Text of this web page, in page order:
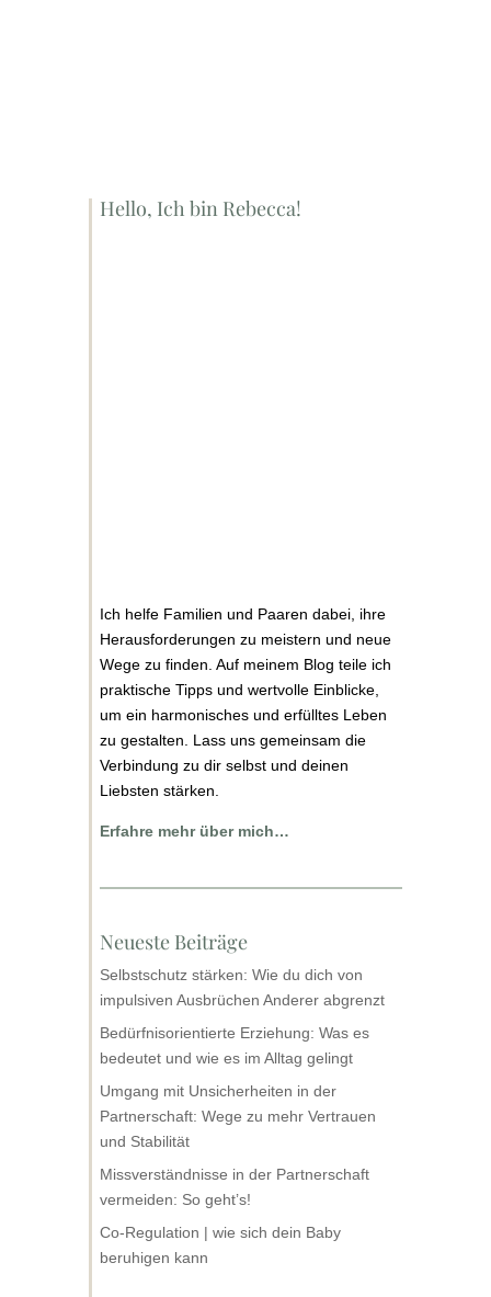
Hello, Ich bin Rebecca!
Ich helfe Familien und Paaren dabei, ihre
Herausforderungen zu meistern und neue
Wege zu finden. Auf meinem Blog teile ich
praktische Tipps und wertvolle Einblicke,
um ein harmonisches und erfülltes Leben
zu gestalten. Lass uns gemeinsam die
Verbindung zu dir selbst und deinen
Liebsten stärken.
Erfahre mehr über mich…
Neueste Beiträge
Selbstschutz stärken: Wie du dich von
impulsiven Ausbrüchen Anderer abgrenzt
Bedürfnisorientierte Erziehung: Was es
bedeutet und wie es im Alltag gelingt
Umgang mit Unsicherheiten in der
Partnerschaft: Wege zu mehr Vertrauen
und Stabilität
Missverständnisse in der Partnerschaft
vermeiden: So geht’s!
Co-Regulation | wie sich dein Baby
beruhigen kann